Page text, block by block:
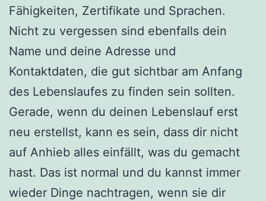
Fähigkeiten, Zertifikate und Sprachen.
Nicht zu vergessen sind ebenfalls dein
Name und deine Adresse und
Kontaktdaten, die gut sichtbar am Anfang
des Lebenslaufes zu finden sein sollten.
Gerade, wenn du deinen Lebenslauf erst
neu erstellst, kann es sein, dass dir nicht
auf Anhieb alles einfällt, was du gemacht
hast. Das ist normal und du kannst immer
wieder Dinge nachtragen, wenn sie dir